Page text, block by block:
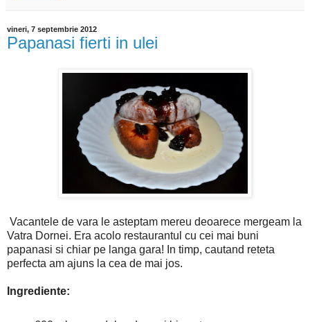
vineri, 7 septembrie 2012
Papanasi fierti in ulei
Vacantele de vara le asteptam mereu deoarece mergeam la
Vatra Dornei. Era acolo restaurantul cu cei mai buni
papanasi si chiar pe langa gara! In timp, cautand reteta
perfecta am ajuns la cea de mai jos.
Ingrediente: